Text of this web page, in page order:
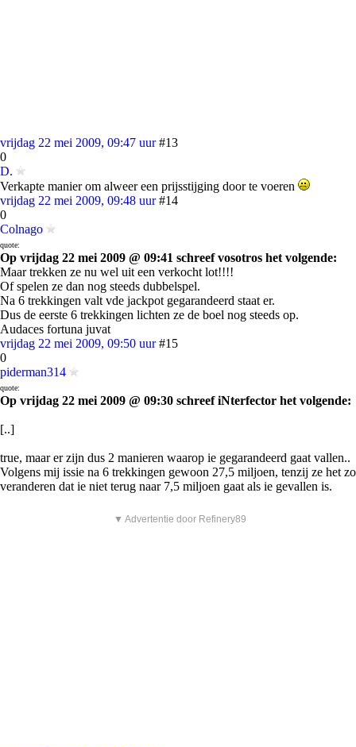
vrijdag 22 mei 2009, 09:47 uur #13
0
D.
Verkapte manier om alweer een prijsstijging door te voeren
vrijdag 22 mei 2009, 09:48 uur #14
0
Colnago
quote:
Op vrijdag 22 mei 2009 @ 09:41 schreef vosotros het volgende:
Maar trekken ze nu wel uit een verkocht lot!!!!
Of spelen ze dan nog steeds dubbelspel.
Na 6 trekkingen valt vde jackpot gegarandeerd staat er.
Dus de eerste 6 trekkingen lichten ze de boel nog steeds op.
Audaces fortuna juvat
vrijdag 22 mei 2009, 09:50 uur #15
0
piderman314
quote:
Op vrijdag 22 mei 2009 @ 09:30 schreef iNterfector het volgende:
[..]
true, maar er zijn dus 2 manieren waarop ie gegarandeerd gaat vallen..
Volgens mij issie na 6 trekkingen gewoon 27,5 miljoen, tenzij ze het zo
veranderen dat ie niet terug naar 7,5 miljoen gaat als ie gevallen is.
▼ Advertentie door Refinery89